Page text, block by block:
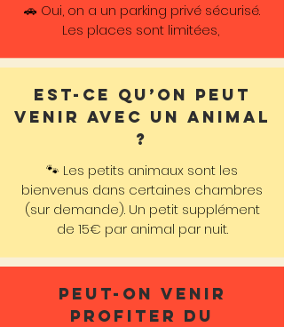
🚗 Oui, on a un parking privé sécurisé.
Les places sont limitées,
Est-ce qu’on peut
venir avec un animal
?
🐾 Les petits animaux sont les
bienvenus dans certaines chambres
(sur demande). Un petit supplément
de 15€ par animal par nuit.
Peut-on venir
profiter du